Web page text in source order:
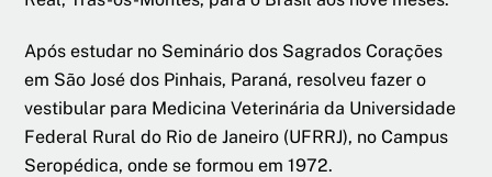
Após estudar no Seminário dos Sagrados Corações
em São José dos Pinhais, Paraná, resolveu fazer o
vestibular para Medicina Veterinária da Universidade
Federal Rural do Rio de Janeiro (UFRRJ), no Campus
Seropédica, onde se formou em 1972.